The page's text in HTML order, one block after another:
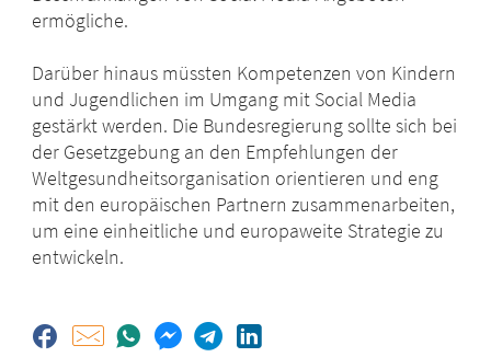
ermögliche.
Darüber hinaus müssten Kompetenzen von Kindern
und Jugendlichen im Umgang mit Social Media
gestärkt werden. Die Bundesregierung sollte sich bei
der Gesetzgebung an den Empfehlungen der
Weltgesundheitsorganisation orientieren und eng
mit den europäischen Partnern zusammenarbeiten,
um eine einheitliche und europaweite Strategie zu
entwickeln.